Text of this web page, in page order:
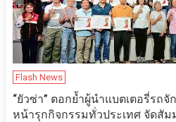
Flash News
“ยัวซ่า” ตอกย้ำผู้นำแบตเตอรี่รถ
หน้ารุกกิจกรรมทั่วประเทศ จัดสั